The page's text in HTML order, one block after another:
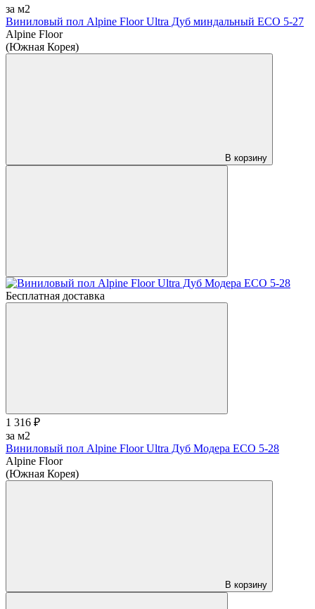
за м2
Виниловый пол Alpine Floor Ultra Дуб миндальный ЕСО 5-27
Alpine Floor
(Южная Корея)
В корзину
Бесплатная доставка
1 316 ₽
за м2
Виниловый пол Alpine Floor Ultra Дуб Модера ЕСО 5-28
Alpine Floor
(Южная Корея)
В корзину